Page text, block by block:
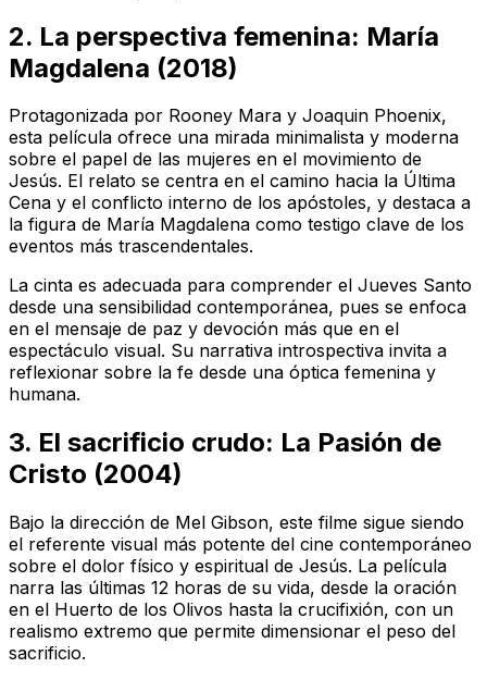
2. La perspectiva femenina: María
Magdalena (2018)
Protagonizada por Rooney Mara y Joaquin Phoenix,
esta película ofrece una mirada minimalista y moderna
sobre el papel de las mujeres en el movimiento de
Jesús. El relato se centra en el camino hacia la Última
Cena y el conflicto interno de los apóstoles, y destaca a
la figura de María Magdalena como testigo clave de los
eventos más trascendentales.
La cinta es adecuada para comprender el Jueves Santo
desde una sensibilidad contemporánea, pues se enfoca
en el mensaje de paz y devoción más que en el
espectáculo visual. Su narrativa introspectiva invita a
reflexionar sobre la fe desde una óptica femenina y
humana.
3. El sacrificio crudo: La Pasión de
Cristo (2004)
Bajo la dirección de Mel Gibson, este filme sigue siendo
el referente visual más potente del cine contemporáneo
sobre el dolor físico y espiritual de Jesús. La película
narra las últimas 12 horas de su vida, desde la oración
en el Huerto de los Olivos hasta la crucifixión, con un
realismo extremo que permite dimensionar el peso del
sacrificio.